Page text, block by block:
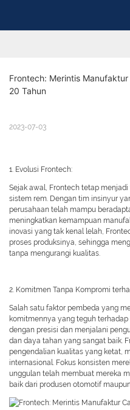
Frontech: Merintis
20 Tahun
2023-07-03
1. Evolusi Frontech:
Sejak awal, Frontech tetap
sistem rem. Dengan tim insinyur
perusahaan telah mampu
meningkatkan kemampuan
inovasi yang tak kenal lelah,
proses produksinya, sehingga
tanpa mengurangi kualitas.
2. Komitmen Tanpa Kompromi
Salah satu faktor pembeda yang
komitmennya yang teguh
dengan presisi dan menjalani
dan daya tahan yang sangat baik.
pengendalian kualitas yang ketat,
internasional. Fokus konsisten
unggulan telah membuat mereka
baik dari produsen otomotif